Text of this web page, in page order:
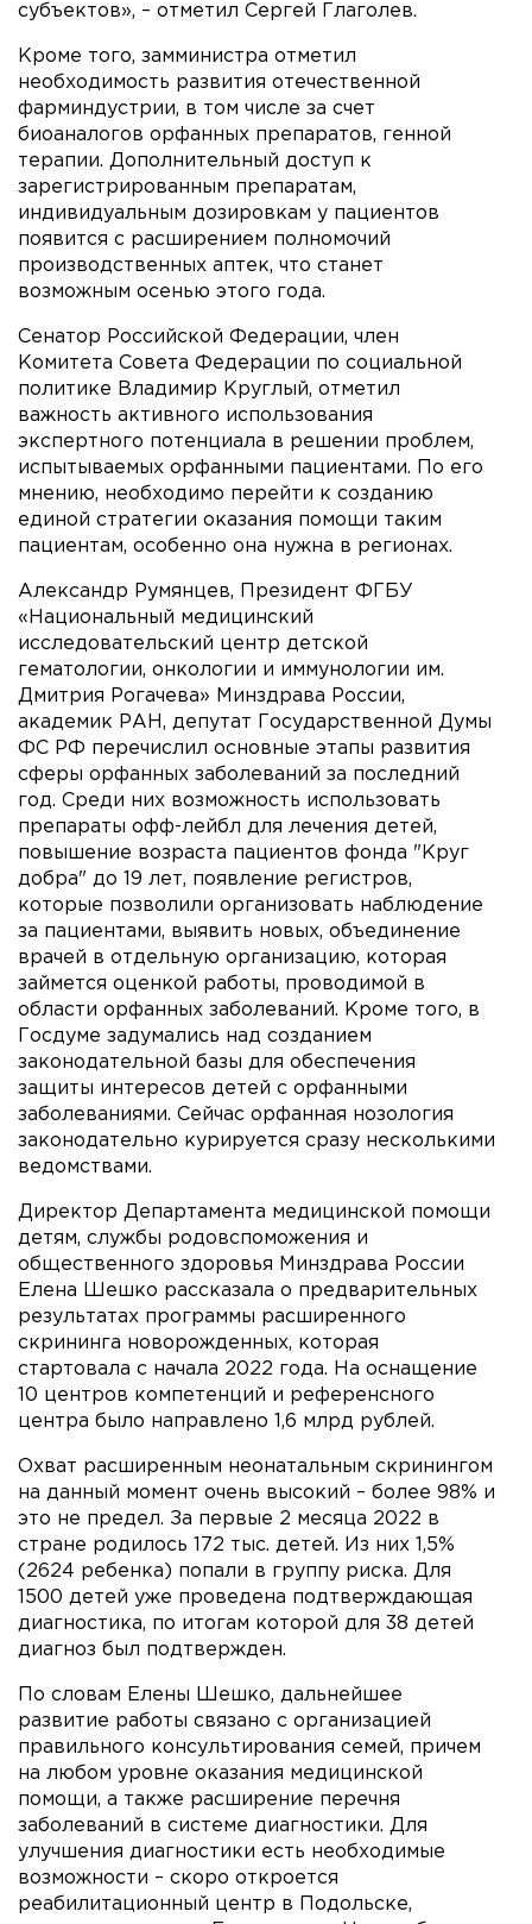
субъектов», – отметил Сергей Глаголев.
Кроме того, замминистра отметил
необходимость развития отечественной
фарминдустрии, в том числе за счет
биоаналогов орфанных препаратов, генной
терапии. Дополнительный доступ к
зарегистрированным препаратам,
индивидуальным дозировкам у пациентов
появится с расширением полномочий
производственных аптек, что станет
возможным осенью этого года.
Сенатор Российской Федерации, член
Комитета Совета Федерации по социальной
политике Владимир Круглый, отметил
важность активного использования
экспертного потенциала в решении проблем,
испытываемых орфанными пациентами. По его
мнению, необходимо перейти к созданию
единой стратегии оказания помощи таким
пациентам, особенно она нужна в регионах.
Александр Румянцев, Президент ФГБУ
«Национальный медицинский
исследовательский центр детской
гематологии, онкологии и иммунологии им.
Дмитрия Рогачева» Минздрава России,
академик РАН, депутат Государственной Думы
ФС РФ перечислил основные этапы развития
сферы орфанных заболеваний за последний
год. Среди них возможность использовать
препараты офф-лейбл для лечения детей,
повышение возраста пациентов фонда "Круг
добра" до 19 лет, появление регистров,
которые позволили организовать наблюдение
за пациентами, выявить новых, объединение
врачей в отдельную организацию, которая
займется оценкой работы, проводимой в
области орфанных заболеваний. Кроме того, в
Госдуме задумались над созданием
законодательной базы для обеспечения
защиты интересов детей с орфанными
заболеваниями. Сейчас орфанная нозология
законодательно курируется сразу несколькими
ведомствами.
Директор Департамента медицинской помощи
детям, службы родовспоможения и
общественного здоровья Минздрава России
Елена Шешко рассказала о предварительных
результатах программы расширенного
скрининга новорожденных, которая
стартовала с начала 2022 года. На оснащение
10 центров компетенций и референсного
центра было направлено 1,6 млрд рублей.
Охват расширенным неонатальным скринингом
на данный момент очень высокий – более 98% и
это не предел. За первые 2 месяца 2022 в
стране родилось 172 тыс. детей. Из них 1,5%
(2624 ребенка) попали в группу риска. Для
1500 детей уже проведена подтверждающая
диагностика, по итогам которой для 38 детей
диагноз был подтвержден.
По словам Елены Шешко, дальнейшее
развитие работы связано с организацией
правильного консультирования семей, причем
на любом уровне оказания медицинской
помощи, а также расширение перечня
заболеваний в системе диагностики. Для
улучшения диагностики есть необходимые
возможности – скоро откроется
реабилитационный центр в Подольске,